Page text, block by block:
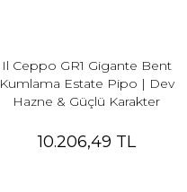
Il Ceppo GR1 Gigante Bent
Kumlama Estate Pipo | Dev
Hazne & Güçlü Karakter
10.206,49 TL